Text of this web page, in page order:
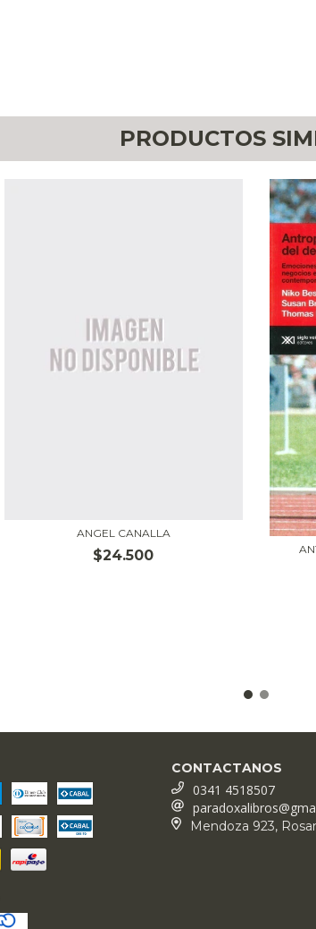
PRODUCTOS
ANGEL CANALLA
$24.500
CONTACTANOS
0341 4518507
Mendoza 923,